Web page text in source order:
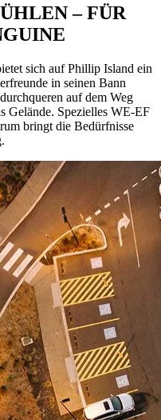
– FÜR
sich auf Phillip Island ein
in seinen Bann
auf dem Weg
Gelände. Spezielles WE-EF
bringt die Bedürfnisse